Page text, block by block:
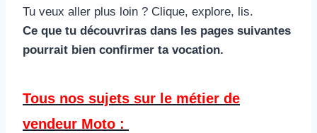
Tu veux aller plus loin ? Clique, explore, lis.
Ce que tu découvriras dans les pages suivantes
pourrait bien confirmer ta vocation.
Tous nos sujets sur le métier de
vendeur Moto :